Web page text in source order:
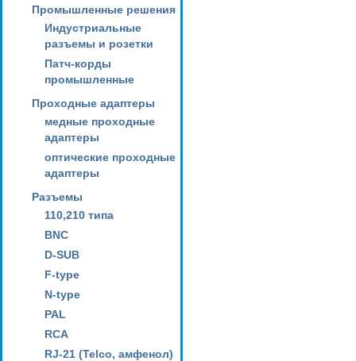
Промышленные решения
Индустриальные
разъемы и розетки
Патч-корды
промышленные
Проходные адаптеры
медные проходные
адаптеры
оптические проходные
адаптеры
Разъемы
110,210 типа
BNC
D-SUB
F-type
N-type
PAL
RCA
RJ-21 (Telco, амфенол)